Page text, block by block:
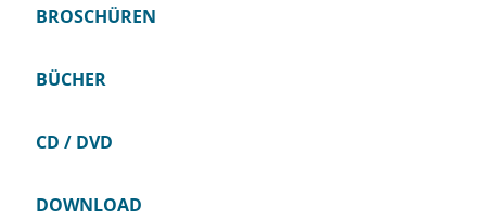
BROSCHÜREN
BÜCHER
CD / DVD
DOWNLOAD